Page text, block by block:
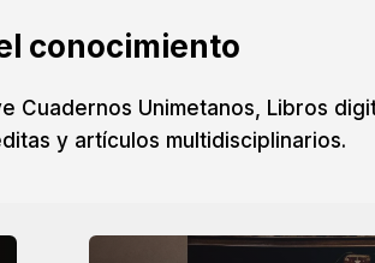
conocimiento
Unimetanos, Libros
y artículos multidisciplinarios.